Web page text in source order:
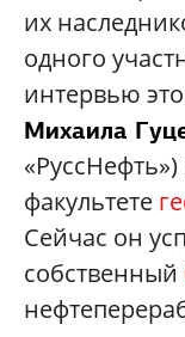
их
одного
интервью
Михаила
факультете
Сейчас он
собственный